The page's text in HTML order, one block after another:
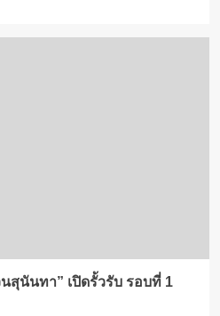
สุนันทา” เปิดรั้วรับ รอบที่ 1